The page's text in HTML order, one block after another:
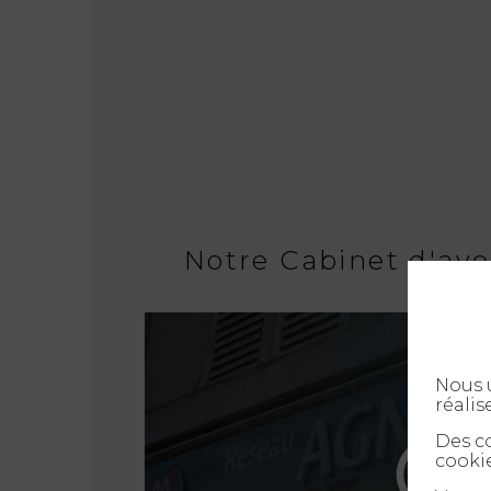
Notre Cabinet
Nous
Des